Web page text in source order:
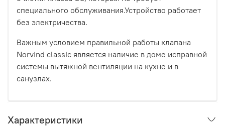
специального обслуживания.Устройство работает
без электричества.
Важным условием правильной работы клапана
Norvind classic является наличие в доме исправной
системы вытяжной вентиляции на кухне и в
санузлах.
Характеристики